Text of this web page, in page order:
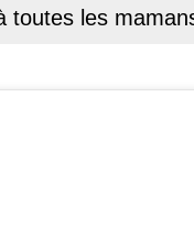
toutes les